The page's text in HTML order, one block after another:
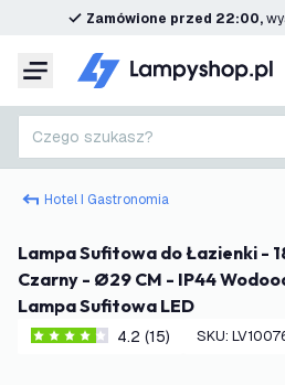
Zamówione przed 22:00,
Menu
Czego szukasz?
Hotel I Gastronomia
Lampa Sufitowa do Łazienki - 18W - 1620 Lumenów -
Czarny - Ø29 CM - IP44
Lampa Sufitowa LED
4.2 Gwiazdki oceny
4.2 (15) SKU: